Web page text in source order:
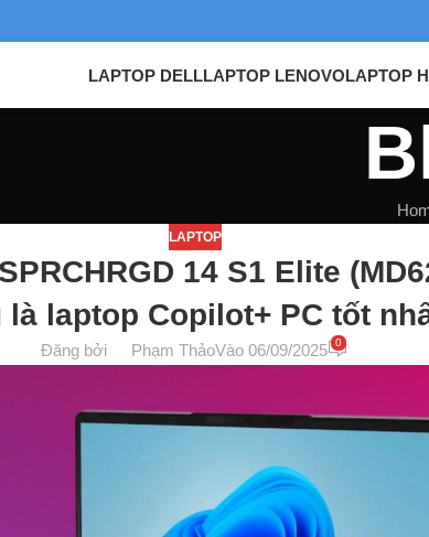
LAPTOP DELLLAPTOP LENOVOLAPTOP
LAPTOP
14 S1 Elite
là laptop Copilot+ PC tốt
Đăng bởi Phạm ThảoVào 06/09/2025 0